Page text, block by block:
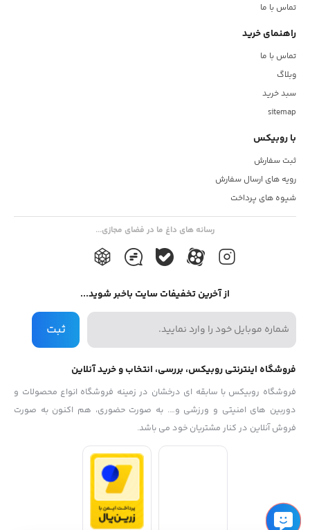
تماس با ما
راهنمای خرید
تماس با ما
وبلاگ
سبد خرید
sitemap
با روبیکس
ثبت سفارش
رویه های ارسال سفارش
شیوه های پرداخت
رسانه های داغ ما در فضای مجازی...
از آخرین تخفیفات سایت باخبر شوید...
ثبت
فروشگاه اینترنتی روبیکس، بررسی، انتخاب و خرید آنلاین
فروشگاه روبیکس با سابقه ای درخشان در زمینه فروشگاه انواع محصولات و
دوربین های امنیتی و ورزشی و…. به صورت حضوری، هم اکنون به صورت
فروش آنلاین در کنار مشتریان خود می باشد.